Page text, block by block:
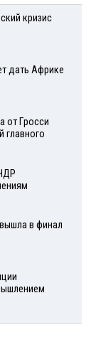
кризис
дать Африке
от Гросси
главного
в финал